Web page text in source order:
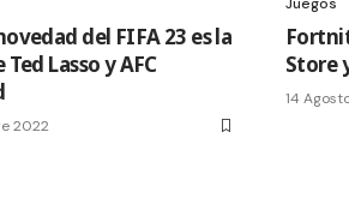
del FIFA 23 es la
Lasso y AFC
2022
Store
14